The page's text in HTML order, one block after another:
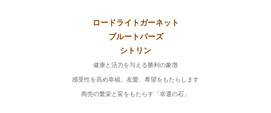
ロードライトガーネット
ブルートパーズ
シトリン
健康と活力を与える勝利の象徴
感受性を高め幸福、友愛、希望をもたらします
商売の繁栄と富をもたらす「幸運の石」